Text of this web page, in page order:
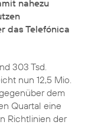
nahezu
das Telefónica
303 Tsd.
nun 12,5 Mio.
dem
Quartal eine
Richtlinien der